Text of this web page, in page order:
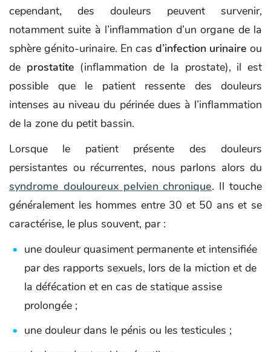
cependant, des douleurs peuvent survenir,
notamment suite à l’inflammation d’un organe de la
sphère génito-urinaire. En cas d’infection urinaire ou
de prostatite (inflammation de la prostate), il est
possible que le patient ressente des douleurs
intenses au niveau du périnée dues à l’inflammation
de la zone du petit bassin.
Lorsque le patient présente des douleurs
persistantes ou récurrentes, nous parlons alors du
syndrome douloureux pelvien chronique. Il touche
généralement les hommes entre 30 et 50 ans et se
caractérise, le plus souvent, par :
une douleur quasiment permanente et intensifiée
par des rapports sexuels, lors de la miction et de
la défécation et en cas de statique assise
prolongée ;
une douleur dans le pénis ou les testicules ;